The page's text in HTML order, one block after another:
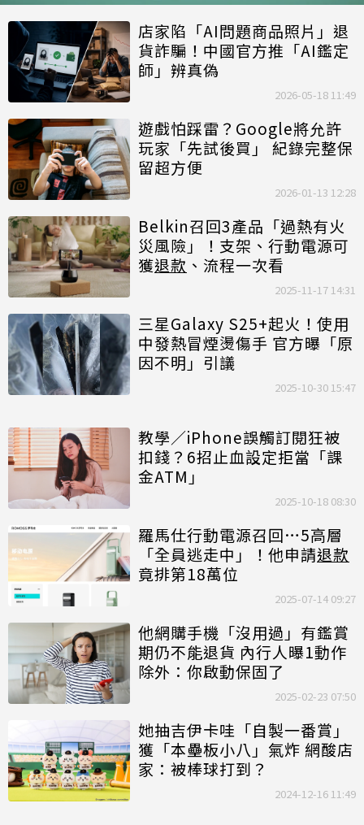
店家陷「AI問題商品照片」退
貨詐騙！中國官方推「AI鑑定
師」辨真偽
2026-05-18 11:49
遊戲怕踩雷？Google將允許
玩家「先試後買」 紀錄完整保
留超方便
2026-01-13 12:28
Belkin召回3產品「過熱有火
災風險」！支架、行動電源可
獲退款 、流程一次看
2025-11-17 14:31
三星Galaxy S25+起火！使用
中發熱冒煙燙傷手 官方曝「原
因不明」引議
2025-10-30 15:47
教學／iPhone誤觸訂閱狂被
扣錢？6招止血設定拒當「課
金ATM」
2025-10-18 08:30
羅馬仕行動電源召回…5高層
「全員逃走中」！他申請退款
竟排第18萬位
2025-07-14 09:27
他網購手機「沒用過」有鑑賞
期仍不能退貨 內行人曝1動作
除外：你啟動保固了
2025-02-23 07:50
她抽吉伊卡哇「自製一番賞」
獲「本壘板小八」氣炸 網酸店
家：被棒球打到？
2024-12-16 11:49